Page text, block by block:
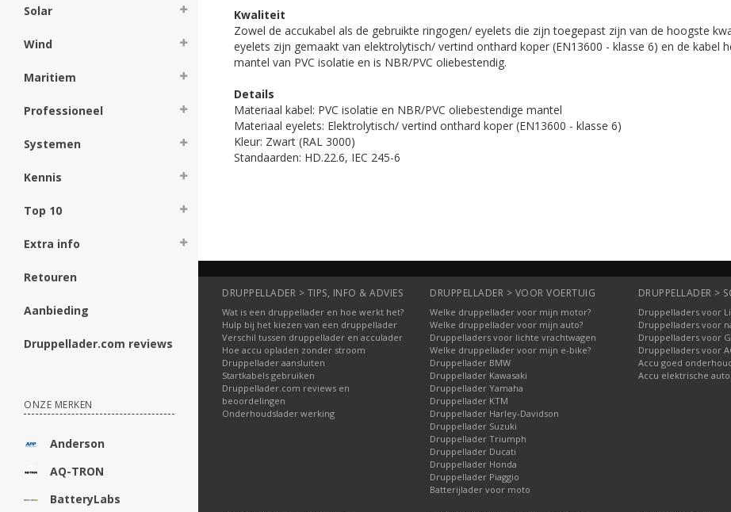
Solar
Wind
Maritiem
Professioneel
Systemen
Kennis
Top 10
Extra info
Retouren
Aanbieding
Druppellader.com reviews
ONZE MERKEN
Anderson
AQ-TRON
BatteryLabs
Kwaliteit
Zowel de accukabel als de gebruikte ringogen/ eyelets die zijn toegepast zijn van de hoogste
eyelets zijn gemaakt van elektrolytisch/ vertind onthard koper (EN13600 - klasse 6) en de kabel
mantel van PVC isolatie en is NBR/PVC oliebestendig.
Details
Materiaal kabel: PVC isolatie en NBR/PVC oliebestendige mantel
Materiaal eyelets: Elektrolytisch/ vertind onthard koper (EN13600 - klasse 6)
Kleur: Zwart (RAL 3000)
Standaarden: HD.22.6, IEC 245-6
DRUPPELLADER > TIPS, INFO & ADVIES
Wat is een druppellader en hoe werkt het?
Hulp bij het kiezen van een druppellader
Verschil tussen druppellader en acculader
Hoe accu opladen zonder stroom
Druppellader aansluiten
Startkabels gebruiken
Druppellader.com reviews en
beoordelingen
Onderhoudslader werking
DRUPPELLADER > VOOR VOERTUIG
Welke druppellader voor mijn motor?
Welke druppellader voor mijn auto?
Druppelladers voor lichte vrachtwagen
Welke druppellader voor mijn e-bike?
Druppellader BMW
Druppellader Kawasaki
Druppellader Yamaha
Druppellader KTM
Druppellader Harley-Davidson
Druppellader Suzuki
Druppellader Triumph
Druppellader Ducati
Druppellader Honda
Druppellader Piaggio
Batterijlader voor moto
DRUPPELLADER >
Druppelladers voor
Druppelladers voor
Druppelladers voor
Druppelladers voor
Accu goed
Accu elektrische